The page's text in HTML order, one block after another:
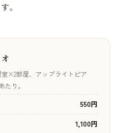
す。
×2部屋、アップライトピア
たり。
550円
1,100円